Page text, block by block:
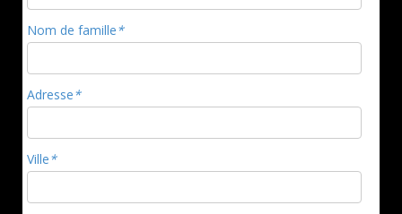
Nom de famille*
Adresse*
Ville*